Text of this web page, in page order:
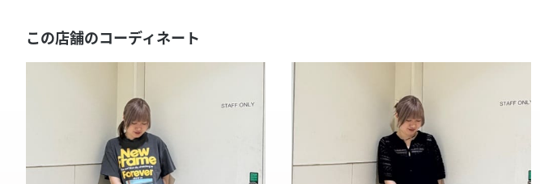
この店舗のコーディネート